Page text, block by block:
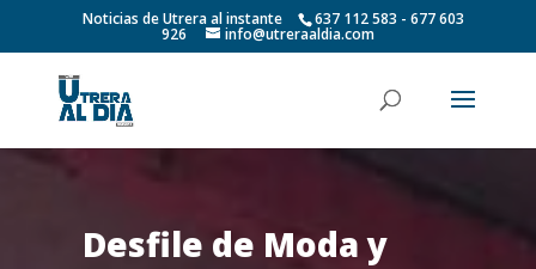
Noticias de Utrera al instante 637 112 583 - 677 603
926 info@utreraaldia.com
Desfile de Moda y